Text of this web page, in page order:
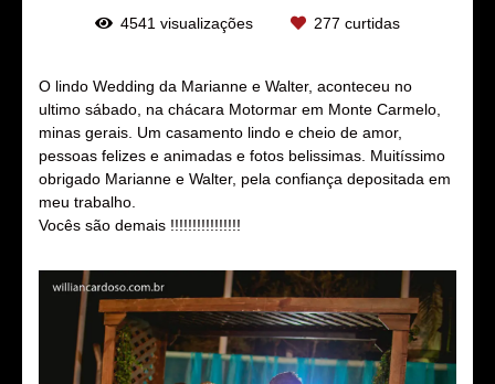
4541 visualizações 277 curtidas
O lindo Wedding da Marianne e Walter, aconteceu no
ultimo sábado, na chácara Motormar em Monte Carmelo,
minas gerais. Um casamento lindo e cheio de amor,
pessoas felizes e animadas e fotos belissimas. Muitíssimo
obrigado Marianne e Walter, pela confiança depositada em
meu trabalho.
Vocês são demais !!!!!!!!!!!!!!!!